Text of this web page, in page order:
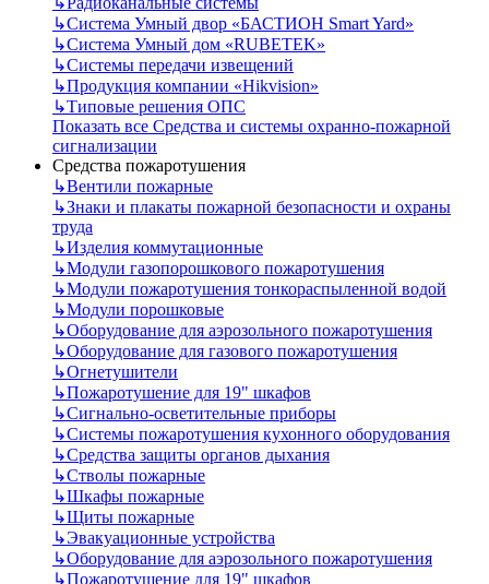
↳Система Умный двор «БАСТИОН Smart Yard»
↳Система Умный дом «RUBETEK»
↳Системы передачи извещений
↳Продукция компании «Hikvision»
↳Типовые решения ОПС
Показать все Средства и системы охранно-пожарной
сигнализации
Средства пожаротушения
↳Вентили пожарные
↳Знаки и плакаты пожарной безопасности и охраны
труда
↳Изделия коммутационные
↳Модули газопорошкового пожаротушения
↳Модули пожаротушения тонкораспыленной водой
↳Модули порошковые
↳Оборудование для аэрозольного пожаротушения
↳Оборудование для газового пожаротушения
↳Огнетушители
↳Пожаротушение для 19" шкафов
↳Сигнально-осветительные приборы
↳Системы пожаротушения кухонного оборудования
↳Средства защиты органов дыхания
↳Стволы пожарные
↳Шкафы пожарные
↳Щиты пожарные
↳Эвакуационные устройства
↳Оборудование для аэрозольного пожаротушения
↳Пожаротушение для 19" шкафов